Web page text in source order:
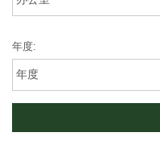
年度: